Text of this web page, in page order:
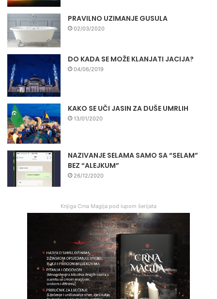
PRAVILNO UZIMANJE GUSULA
02/03/2020
DO KADA SE MOŽE KLANJATI JACIJA?
04/06/2019
KAKO SE UČI JASIN ZA DUŠE UMRLIH
13/01/2020
NAZIVANJE SELAMA SAMO SA “SELAM”
BEZ “ALEJKUM”
26/12/2020
Knjiga Crna Magija pod lupom šerijata